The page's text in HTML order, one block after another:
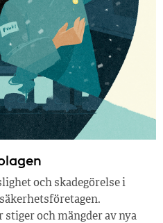
och skadegörelse i
och mängder av nya